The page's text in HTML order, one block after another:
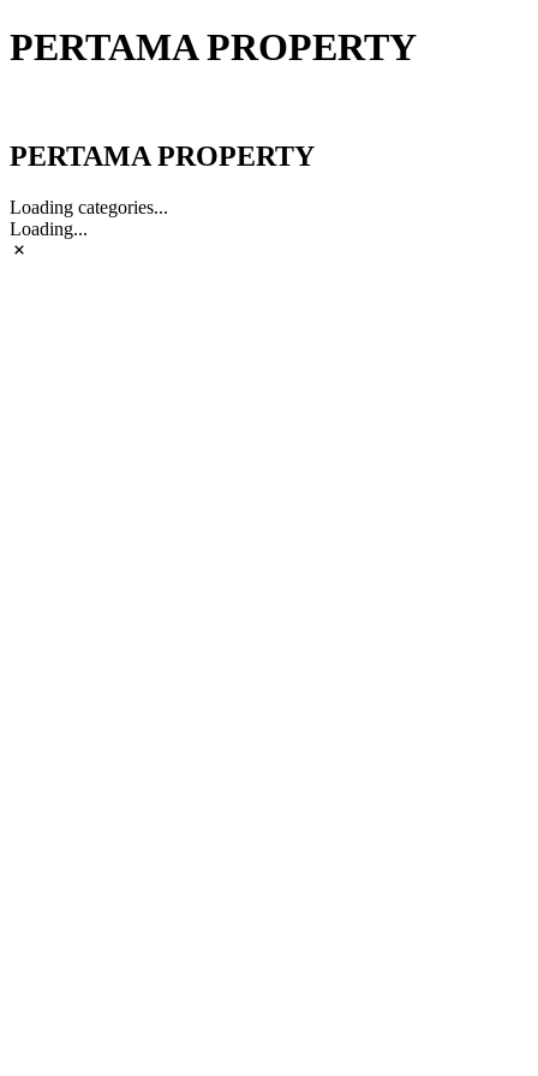
PERTAMA PROPERTY
PERTAMA PROPERTY
Loading categories...
Loading...